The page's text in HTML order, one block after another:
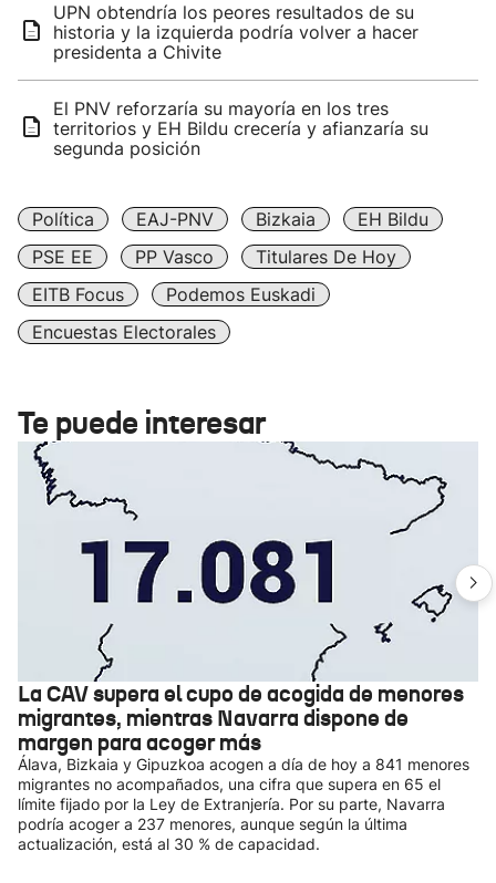
UPN obtendría los peores resultados de su
historia y la izquierda podría volver a hacer
presidenta a Chivite
El PNV reforzaría su mayoría en los tres
territorios y EH Bildu crecería y afianzaría su
segunda posición
Política EAJ-PNV Bizkaia
EH Bildu
PSE EE
PP Vasco
Titulares De Hoy
EITB Focus
Podemos Euskadi
Encuestas Electorales
Te puede interesar
La CAV supera el cupo de acogida de menores
migrantes, mientras Navarra dispone de
margen para acoger más
Álava, Bizkaia y Gipuzkoa acogen a día de hoy a 841 menores
migrantes no acompañados, una cifra que supera en 65 el
límite fijado por la Ley de Extranjería. Por su parte, Navarra
podría acoger a 237 menores, aunque según la última
actualización, está al 30 % de capacidad.